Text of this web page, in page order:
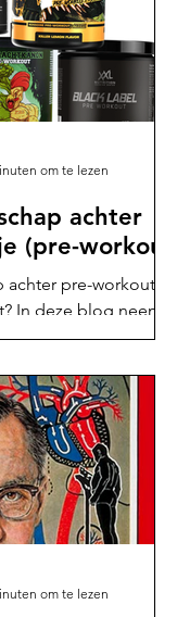
achter
(pre-workout)
pre-workouts.
In deze blog neem ik
van Upfront, Kosso
om te lezen
om te lezen